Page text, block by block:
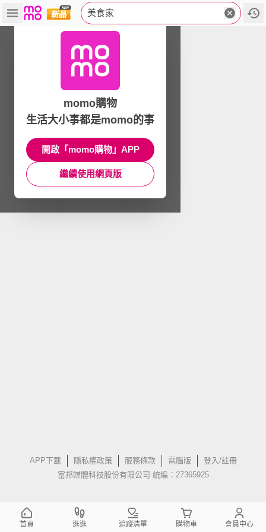
美食家
APP下載 隱私權政策 服務條款 電腦版
登入/註冊
富邦媒體科技股份有限公司 統編：27365925
momo購物
生活大小事都是momo的事
開啟「momo購物」APP
繼續使用網頁版
首頁 逛逛 追蹤清單 購物車 會員中心